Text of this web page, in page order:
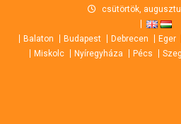
content
csütörtök,
Balaton Budapest Debrecen Eger
Miskolc
Nyíregyháza Pécs